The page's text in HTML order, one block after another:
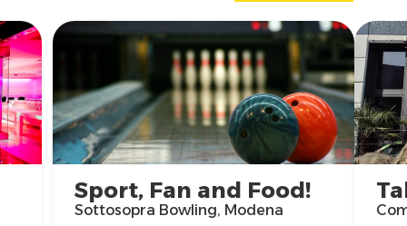
Sport, Fan and Food!
Sottosopra Bowling, Modena